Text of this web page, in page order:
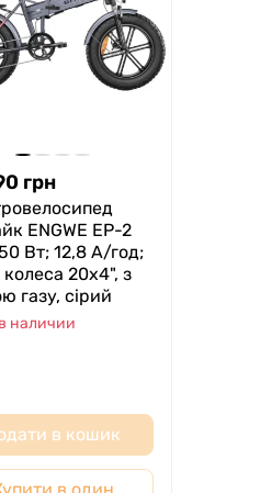
грн
ENGWE EP-2
Вт; 12,8 А/год;
20х4", з
газу, сірий
наличии
в кошик